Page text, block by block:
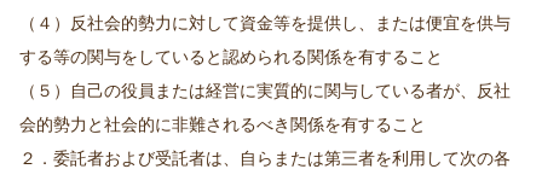
（４）反社会的勢力に対して資金等を提供し、または便宜を供与
する等の関与をしていると認められる関係を有すること
（５）自己の役員または経営に実質的に関与している者が、反社
会的勢力と社会的に非難されるべき関係を有すること
２．委託者および受託者は、自らまたは第三者を利用して次の各